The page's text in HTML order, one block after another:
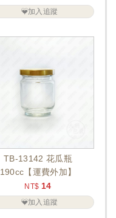
加入追蹤
TB-13142 花瓜瓶
190cc【運費外加】
NT$ 14
加入追蹤